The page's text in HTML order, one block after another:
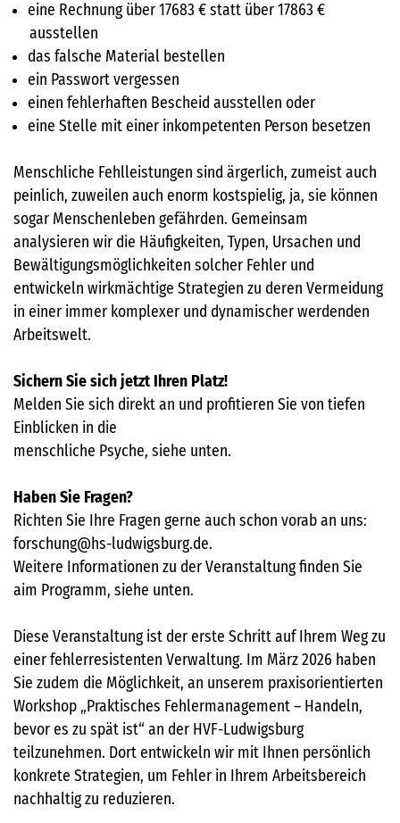
eine Rechnung über17683 € statt über 17863 €
ausstellen
das falsche Material bestellen
ein Passwort vergessen
einen fehlerhaften Bescheid ausstellen oder
eine Stelle mit einer inkompetenten Person besetzen
Menschliche Fehlleistungen sind ärgerlich, zumeist auch
peinlich, zuweilen auch enorm kostspielig, ja, sie können
sogar Menschenleben gefährden. Gemeinsam
analysieren wir die Häufigkeiten, Typen, Ursachen und
Bewältigungsmöglichkeiten solcher Fehler und
entwickeln wirkmächtige Strategien zu deren Vermeidung
in einer immer komplexer und dynamischer werdenden
Arbeitswelt.
Sichern Sie sich jetzt Ihren Platz!
Melden Sie sich direkt an und profitieren Sie von tiefen
Einblicken in die
menschliche Psyche, siehe unten.
Haben Sie Fragen?
Richten Sie Ihre Fragen gerne auch schon vorab an uns:
forschung@hs-ludwigsburg.de.
Weitere Informationen zu der Veranstaltung finden Sie
aim Programm, siehe unten.
Diese Veranstaltung ist der erste Schritt auf Ihrem Weg zu
einer fehlerresistenten Verwaltung. Im März 2026 haben
Sie zudem die Möglichkeit, an unserem praxisorientierten
Workshop „Praktisches Fehlermanagement – Handeln,
bevor es zu spät ist“ an der HVF-Ludwigsburg
teilzunehmen. Dort entwickeln wir mit Ihnen persönlich
konkrete Strategien, um Fehler in Ihrem Arbeitsbereich
nachhaltig zu reduzieren.